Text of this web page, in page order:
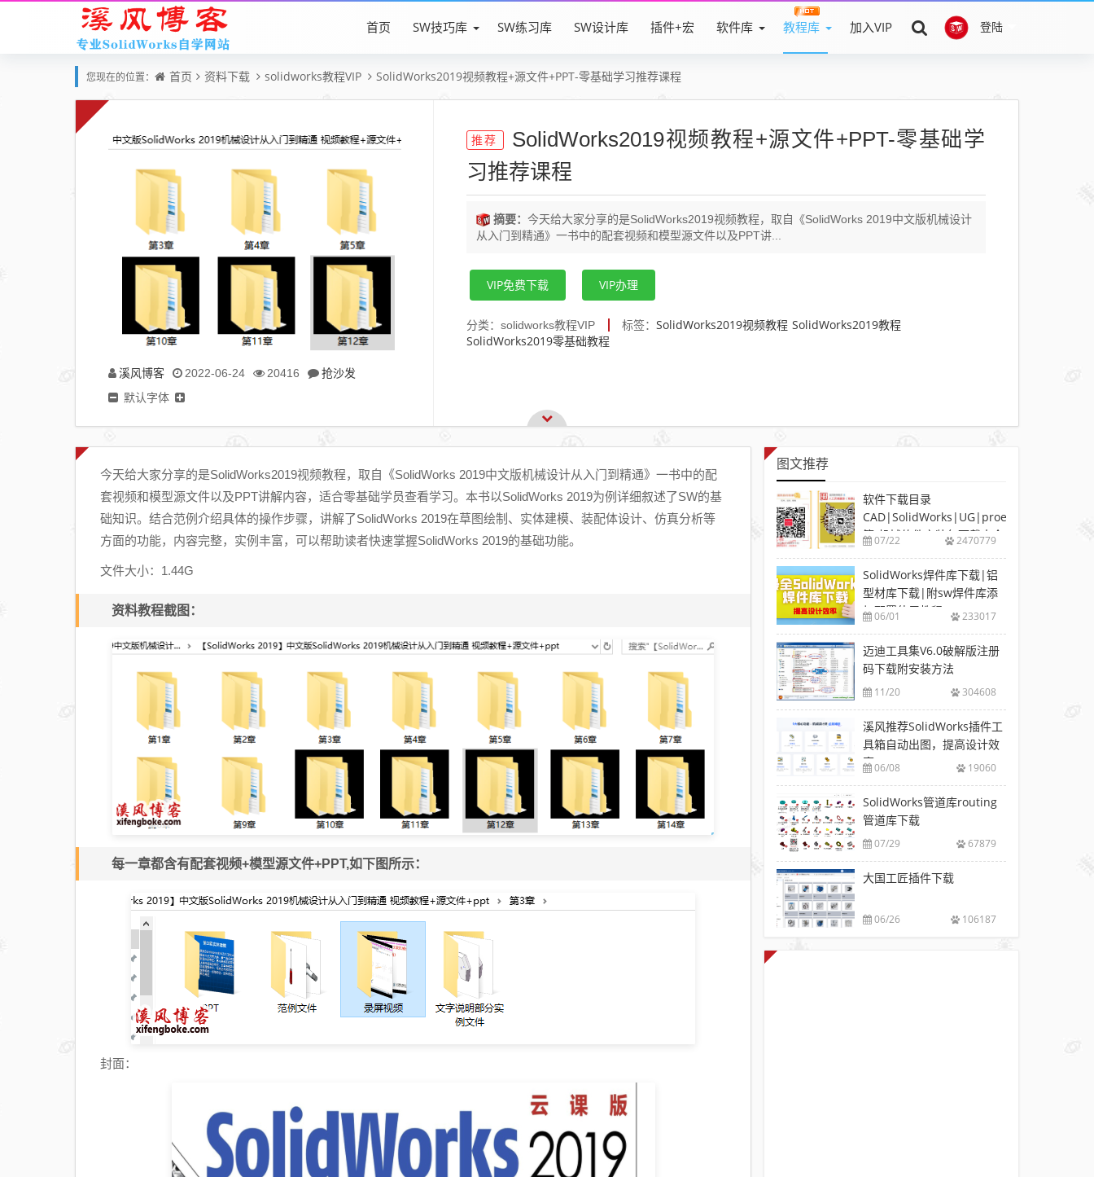
登陆
首页 SW技巧库 SW练习库 SW设计库 插件+宏 软件库 教程库 加入VIP
您现在的位置： 首页 资料下载 solidworks教程VIP SolidWorks2019视频教程+源文件+PPT-零基础学习推荐课程
溪风博客 2022-06-24 20416
抢沙发
默认字体
推荐
SolidWorks2019视频教程+源文件+PPT-零基础学
习推荐课程
摘要： 今天给大家分享的是SolidWorks2019视频教程，取自《SolidWorks 2019中文版机械设计
从入门到精通》一书中的配套视频和模型源文件以及PPT讲...
VIP免费下载 VIP办理
分类：solidworks教程VIP 标签：SolidWorks2019视频教程 SolidWorks2019教程
SolidWorks2019零基础教程
今天给大家分享的是SolidWorks2019视频教程，取自《SolidWorks 2019中文版机械设计从入门到精通》一书中的配
套视频和模型源文件以及PPT讲解内容，适合零基础学员查看学习。本书以SolidWorks 2019为例详细叙述了SW的基
础知识。结合范例介绍具体的操作步骤，讲解了SolidWorks 2019在草图绘制、实体建模、装配体设计、仿真分析等
方面的功能，内容完整，实例丰富，可以帮助读者快速掌握SolidWorks 2019的基础功能。
文件大小：1.44G
资料教程截图：
每一章都含有配套视频+模型源文件+PPT,如下图所示：
封面：
图文推荐
软件下载目录
CAD|SolidWorks|UG|proe
等-机械软件安装包下载大全
07/22 2470779
SolidWorks焊件库下载|铝
型材库下载|附sw焊件库添
加配置使用教程
06/01 233017
迈迪工具集V6.0破解版注册
码下载附安装方法
11/20 304608
溪风推荐SolidWorks插件工
具箱自动出图，提高设计效
率06/08 19060
SolidWorks管道库routing
管道库下载
07/29 67879
大国工匠插件下载
06/26 106187